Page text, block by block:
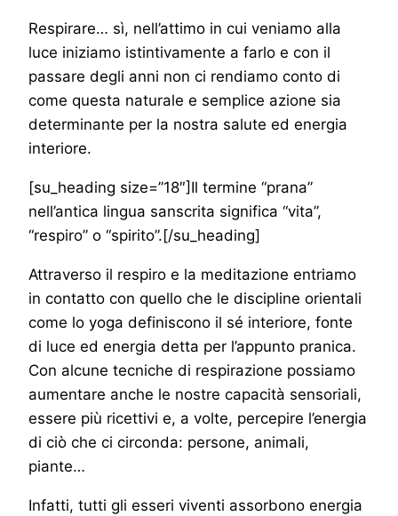
Respirare… sì, nell’attimo in cui veniamo alla
luce iniziamo istintivamente a farlo e con il
passare degli anni non ci rendiamo conto di
come questa naturale e semplice azione sia
determinante per la nostra salute ed energia
interiore.
[su_heading size=”18″]Il termine “prana”
nell’antica lingua sanscrita significa “vita”,
“respiro” o “spirito”.[/su_heading]
Attraverso il respiro e la meditazione entriamo
in contatto con quello che le discipline orientali
come lo yoga definiscono il sé interiore, fonte
di luce ed energia detta per l’appunto pranica.
Con alcune tecniche di respirazione possiamo
aumentare anche le nostre capacità sensoriali,
essere più ricettivi e, a volte, percepire l’energia
di ciò che ci circonda: persone, animali,
piante…
Infatti, tutti gli esseri viventi assorbono energia